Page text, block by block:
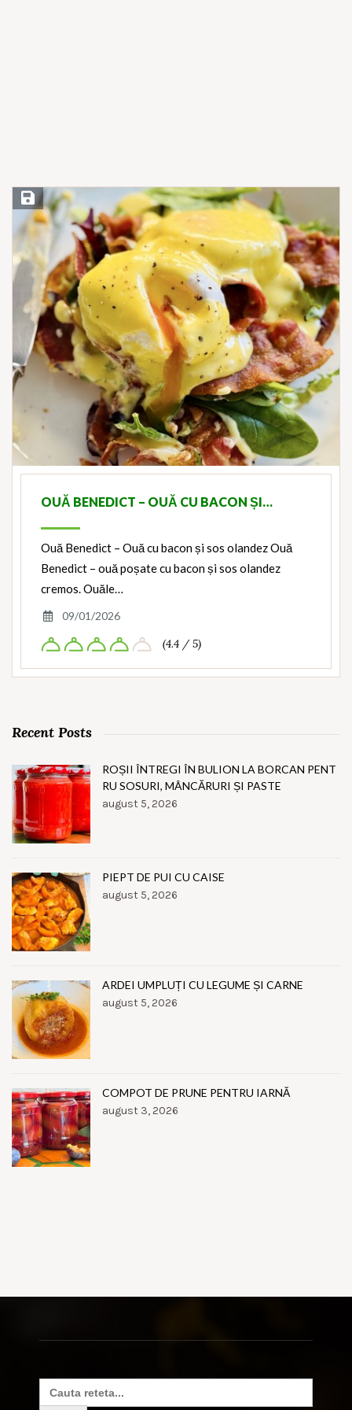
Save Recipe
OUĂ BENEDICT – OUĂ CU BACON ȘI…
Ouă Benedict – Ouă cu bacon și sos olandez Ouă
Benedict – ouă poșate cu bacon și sos olandez
cremos. Ouăle…
09/01/2026
(4.4 / 5)
Recent Posts
ROȘII ÎNTREGI ÎN BULION LA BORCAN PENT
RU SOSURI, MÂNCĂRURI ȘI PASTE
august 5, 2026
PIEPT DE PUI CU CAISE
august 5, 2026
ARDEI UMPLUȚI CU LEGUME ȘI CARNE
august 5, 2026
COMPOT DE PRUNE PENTRU IARNĂ
august 3, 2026
Search
for: